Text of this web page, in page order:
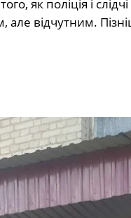
як поліція і
відчутним.